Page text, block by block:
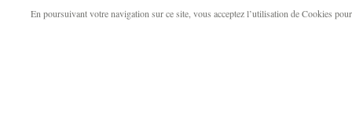
En poursuivant votre navigation sur ce site, vous acceptez l’utilisation de Cookies